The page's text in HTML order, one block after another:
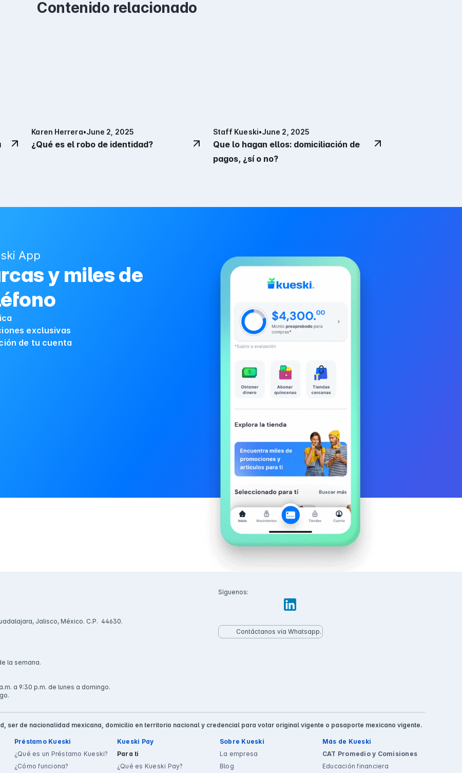
Contenido relacionado
Karen Herrera•June 2, 2025
¿Qué es el robo de identidad?
Staff Kueski•June 2, 2025
Que lo hagan ellos: domiciliación de
pagos, ¿sí o no?
App
y miles de
exclusivas
de tu cuenta
Jalisco, México. C.P. 44630.
la semana.
a 9:30 p.m. de lunes a domingo.
Síguenos:
Contáctanos vía Whatsapp.
ser de nacionalidad mexicana, domicilio en territorio nacional y credencial para votar original vigente o pasaporte mexicano vigente.
Préstamo Kueski
¿Qué es un Préstamo Kueski?
¿Cómo funciona?
Kueski Pay
Para ti
¿Qué es Kueski Pay?
Sobre Kueski
La empresa
Blog
Más de Kueski
CAT Promedio y Comisiones
Educación financiera